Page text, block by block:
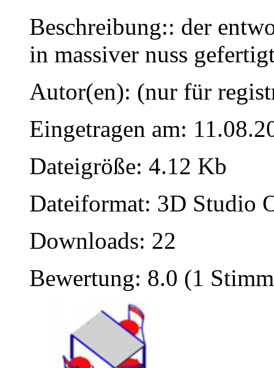
Beschreibung:: der
in massiver nuss
Autor(en): (nur für
Eingetragen am:
Dateigröße: 4.12 Kb
Dateiformat: 3D Studio
Downloads: 22
Bewertung: 8.0 (1